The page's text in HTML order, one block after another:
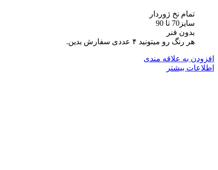
تمام نخ ژوردار
سایز70 تا 90
بدون فنر
هر رنگ رو میتونید ۴ عددی سفارش بدین.
افزودن به علاقه مندی
اطلاعات بیشتر